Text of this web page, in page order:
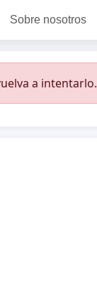
Sobre nosotros
a intentarlo.